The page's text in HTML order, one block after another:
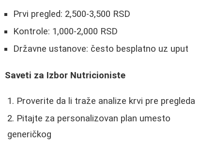
Prvi pregled: 2,500-3,500 RSD
Kontrole: 1,000-2,000 RSD
Državne ustanove: često besplatno uz uput
Saveti za Izbor Nutricioniste
Proverite da li traže analize krvi pre pregleda
Pitajte za personalizovan plan umesto
generičkog